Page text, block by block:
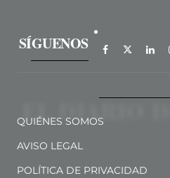
SÍGUENOS
QUIÉNES SOMOS
AVISO LEGAL
POLÍTICA DE PRIVACIDAD